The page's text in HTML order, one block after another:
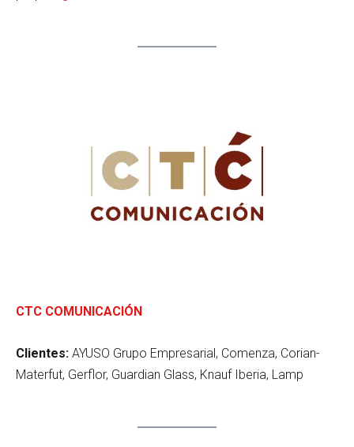
CTC COMUNICACIÓN
Clientes: AYUSO Grupo Empresarial, Comenza, Corian-
Materfut, Gerflor, Guardian Glass, Knauf Iberia, Lamp